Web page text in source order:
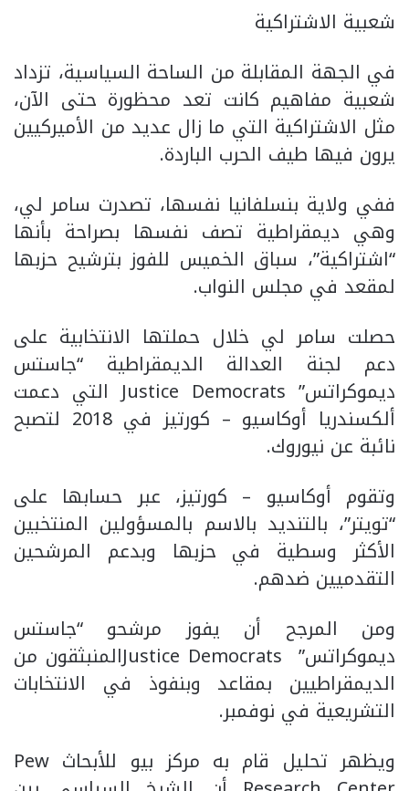
شعبية الاشتراكية
في الجهة المقابلة من الساحة السياسية، تزداد
شعبية مفاهيم كانت تعد محظورة حتى الآن،
مثل الاشتراكية التي ما زال عديد من الأميركيين
يرون فيها طيف الحرب الباردة.
ففي ولاية بنسلفانيا نفسها، تصدرت سامر لي،
وهي ديمقراطية تصف نفسها بصراحة بأنها
“اشتراكية”، سباق الخميس للفوز بترشيح حزبها
لمقعد في مجلس النواب.
حصلت سامر لي خلال حملتها الانتخابية على
دعم لجنة العدالة الديمقراطية “جاستس
ديموكراتس” Justice Democrats التي دعمت
ألكسندريا أوكاسيو – كورتيز في 2018 لتصبح
نائبة عن نيوروك.
وتقوم أوكاسيو – كورتيز، عبر حسابها على
“تويتر”، بالتنديد بالاسم بالمسؤولين المنتخبين
الأكثر وسطية في حزبها وبدعم المرشحين
التقدميين ضدهم.
ومن المرجح أن يفوز مرشحو “جاستس
ديموكراتس” Justice Democratsالمنبثقون من
الديمقراطيين بمقاعد وبنفوذ في الانتخابات
التشريعية في نوفمبر.
ويظهر تحليل قام به مركز بيو للأبحاث Pew